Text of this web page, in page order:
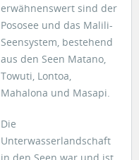
erwähnenswert sind der
Pososee und das Malili-
Seensystem, bestehend
aus den Seen Matano,
Towuti, Lontoa,
Mahalona und Masapi.
Die
Unterwasserlandschaft